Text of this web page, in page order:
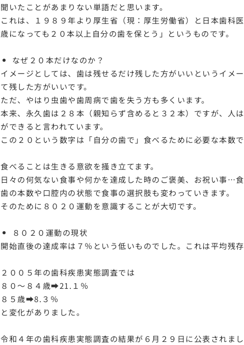
聞いたことがあまりない単語だと思います。
これは、１９８９年より厚生省（現：厚生労働省）と日本歯科
歳になっても２０本以上自分の歯を保とう」というものです。
なぜ２０本だけなのか？
イメージとしては、歯は残せるだけ残した方がいいというイメ
て残した方がいいです。
ただ、やはり虫歯や歯周病で歯を失う方も多くいます。
本来、永久歯は２８本（親知らず含めると３２本）ですが、人
ができると言われています。
この２０という数字は「自分の歯で」食べるために必要な本数で
食べることは生きる意欲を掻き立てます。
日々の何気ない食事や何かを達成した時のご褒美、お祝い事…
歯の本数や口腔内の状態で食事の選択肢も変わっていきます。
そのために８０２０運動を意識することが大切です。
８０２０運動の現状
開始直後の達成率は７％という低いものでした。これは平均残存
２００５年の歯科疾患実態調査では
８０〜８４歳➡️21.１％
８５歳➡️8.３％
と変化がありました。
令和４年の歯科疾患実態調査の結果が６月２９日に公表されまし